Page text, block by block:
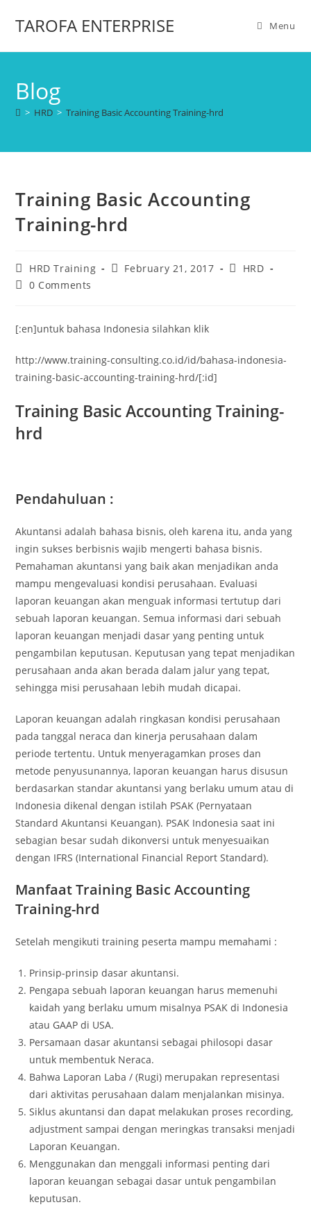
TAROFA ENTERPRISE Menu
Blog
> HRD > Training Basic Accounting Training-hrd
Training Basic Accounting
Training-hrd
HRD Training February 21, 2017
HRD
0 Comments
[:en]untuk bahasa Indonesia silahkan klik
http://www.training-consulting.co.id/id/bahasa-indonesia-
training-basic-accounting-training-hrd/[:id]
Training Basic Accounting Training-
hrd
Pendahuluan :
Akuntansi adalah bahasa bisnis, oleh karena itu, anda yang
ingin sukses berbisnis wajib mengerti bahasa bisnis.
Pemahaman akuntansi yang baik akan menjadikan anda
mampu mengevaluasi kondisi perusahaan. Evaluasi
laporan keuangan akan menguak informasi tertutup dari
sebuah laporan keuangan. Semua informasi dari sebuah
laporan keuangan menjadi dasar yang penting untuk
pengambilan keputusan. Keputusan yang tepat menjadikan
perusahaan anda akan berada dalam jalur yang tepat,
sehingga misi perusahaan lebih mudah dicapai.
Laporan keuangan adalah ringkasan kondisi perusahaan
pada tanggal neraca dan kinerja perusahaan dalam
periode tertentu. Untuk menyeragamkan proses dan
metode penyusunannya, laporan keuangan harus disusun
berdasarkan standar akuntansi yang berlaku umum atau di
Indonesia dikenal dengan istilah PSAK (Pernyataan
Standard Akuntansi Keuangan). PSAK Indonesia saat ini
sebagian besar sudah dikonversi untuk menyesuaikan
dengan IFRS (International Financial Report Standard).
Manfaat Training Basic Accounting
Training-hrd
Setelah mengikuti training peserta mampu memahami :
Prinsip-prinsip dasar akuntansi.
Pengapa sebuah laporan keuangan harus memenuhi
kaidah yang berlaku umum misalnya PSAK di Indonesia
atau GAAP di USA.
Persamaan dasar akuntansi sebagai philosopi dasar
untuk membentuk Neraca.
Bahwa Laporan Laba / (Rugi) merupakan representasi
dari aktivitas perusahaan dalam menjalankan misinya.
Siklus akuntansi dan dapat melakukan proses recording,
adjustment sampai dengan meringkas transaksi menjadi
Laporan Keuangan.
Menggunakan dan menggali informasi penting dari
laporan keuangan sebagai dasar untuk pengambilan
keputusan.